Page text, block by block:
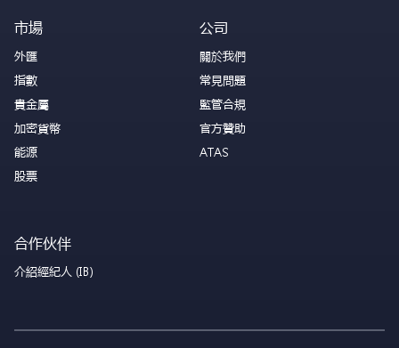
市場
外匯
指數
貴金屬
加密貨幣
能源
股票
公司
關於我們
常見問題
監管合規
官方贊助
ATAS
合作伙伴
介紹經紀人 (IB)